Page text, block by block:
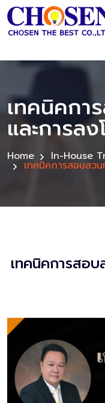
เทคนิคกา
และการล
Home In-House
เทคนิคการสอบสว
เทคนิคการสอบ